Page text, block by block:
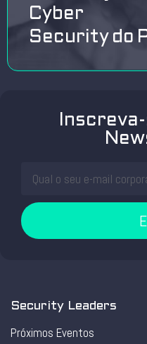
Cyber
Security do
Security Leaders
Próximos Eventos